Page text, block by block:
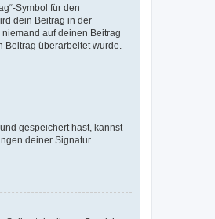
Symbol für den
dein Beitrag in der
auf deinen Beitrag
überarbeitet wurde.
gespeichert hast, kannst
deiner Signatur